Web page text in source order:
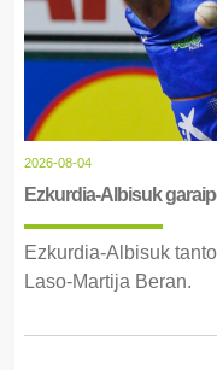
2026-08-04
Ezkurdia-Albisuk
Ezkurdia-Albisuk
Laso-Martija Beran.